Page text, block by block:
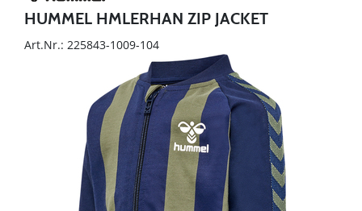
HUMMEL HMLERHAN ZIP JACKET
Art.Nr.: 225843-1009-104